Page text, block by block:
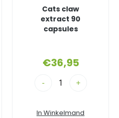
Cats claw
extract 90
capsules
€36,95
- +
In Winkelmand